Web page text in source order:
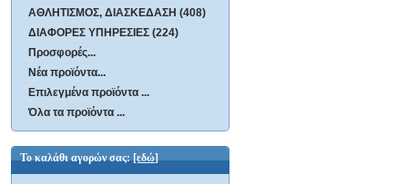
ΑΘΛΗΤΙΣΜΟΣ, ΔΙΑΣΚΕΔΑΣΗ (408)
ΔΙΑΦΟΡΕΣ ΥΠΗΡΕΣΙΕΣ (224)
Προσφορές...
Νέα προϊόντα...
Επιλεγμένα προϊόντα ...
Όλα τα προϊόντα ...
Το καλάθι αγορών σας:[εδώ]